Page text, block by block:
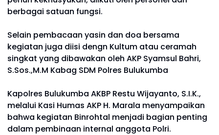
berbagai satuan fungsi.
Selain pembacaan yasin dan doa bersama
kegiatan juga diisi dengn Kultum atau ceramah
singkat yang dibawakan oleh AKP Syamsul Bahri,
S.Sos.,M.M Kabag SDM Polres Bulukumba
Kapolres Bulukumba AKBP Restu Wijayanto, S.I.K.,
melalui Kasi Humas AKP H. Marala menyampaikan
bahwa kegiatan Binrohtal menjadi bagian penting
dalam pembinaan internal anggota Polri.